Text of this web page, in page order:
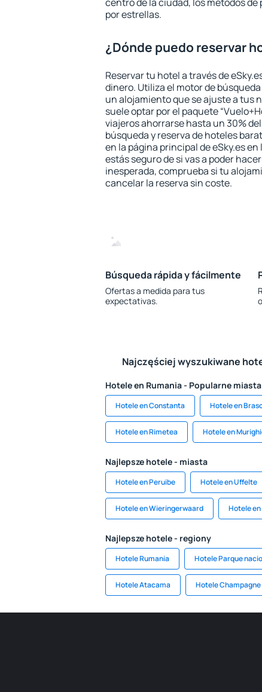
por estrellas.
¿Dónde puedo reservar
Reservar tu hotel a través de
dinero. Utiliza el motor de
un alojamiento que se ajuste a tus
suele optar por el paquete
viajeros ahorrarse hasta un 30%
búsqueda y reserva de hoteles
en la página principal de eSky.es en
estás seguro de si vas a poder
inesperada, comprueba si tu
cancelar la reserva sin coste.
Búsqueda rápida y fácilmente
Ofertas a medida para tus
expectativas.
Najczęściej wyszukiwane
Hotele en Rumania - Popularne miasta
Hotele en Constanta Hotele en
Hotele en Rimetea Hotele en
Najlepsze hotele - miasta
Hotele en Peruibe Hotele en Uffelte
Hotele en Wieringerwaard Hotele
Najlepsze hotele - regiony
Hotele Rumania Hotele Parque
Hotele Atacama Hotele Champagne